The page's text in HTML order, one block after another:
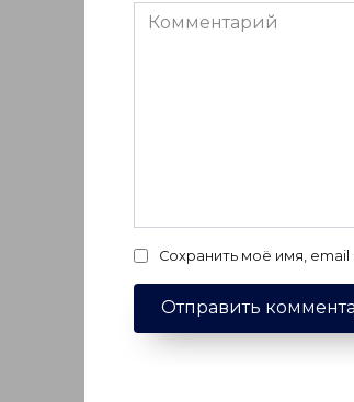
Комментарий
Сохранить моё имя,